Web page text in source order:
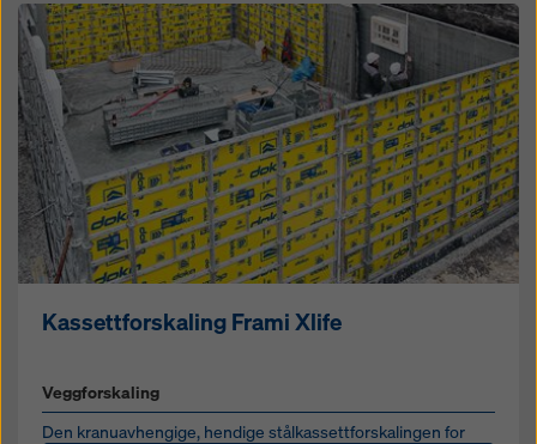
Kassettforskaling Frami Xlife
Veggforskaling
Den kranuavhengige, hendige stålkassettforskalingen for